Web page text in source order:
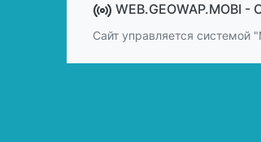
WEB.GEOWAP.MOBI
Сайт управляется системой